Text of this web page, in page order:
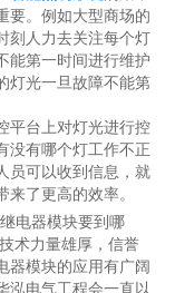
要。例如大型商场的
刻人力去关注每个灯
能第一时间进行维护
灯光一旦故障不能第
平台上对灯光进行控
没有哪个灯工作不正
员可以收到信息，就
了更高的效率。
电器模块要到哪
术力量雄厚，信誉
器模块的应用有广阔
泓电气工程会一直以